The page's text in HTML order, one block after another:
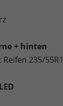
+ hinten
Reifen 235/